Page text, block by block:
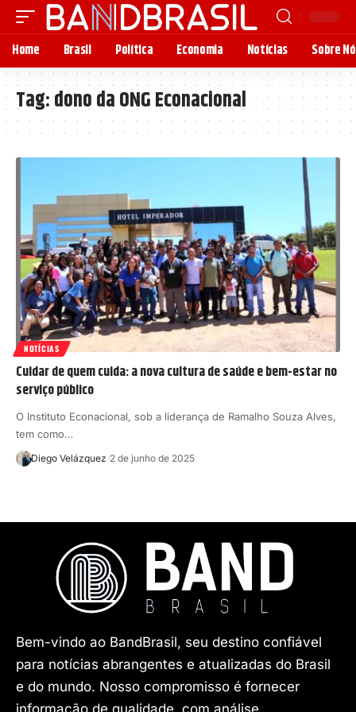
Home Brasil Política Economia Notícias Sobre
Tag:dono da ONG Econacional
NOTÍCIAS
Cuidar de quem cuida: a nova cultura de saúde e bem-estar no
serviço público
O Instituto Econacional, sob a liderança de Ramalho Souza Alves,
tem como…
Diego Velázquez 2 de junho de 2025
Bem-vindo ao BandBrasil, seu destino confiável
para notícias abrangentes e atualizadas do Brasil
e do mundo. Nosso compromisso é fornecer